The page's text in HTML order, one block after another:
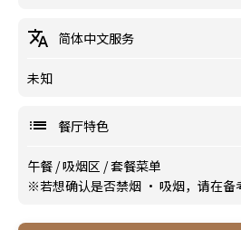
简体中文服务
未知
餐厅特色
午餐 /吸烟区 /套餐菜单
※若想确认是否禁烟 · 吸烟，请在备